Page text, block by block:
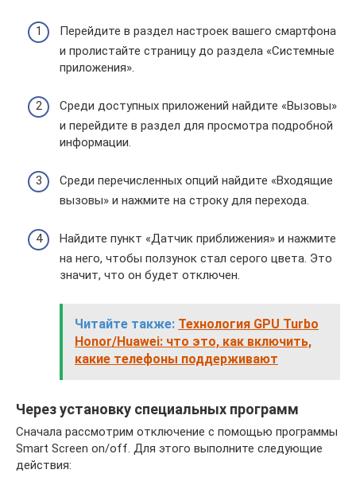
Перейдите в раздел настроек вашего смартфона
и пролистайте страницу до раздела «Системные
приложения».
Среди доступных приложений найдите «Вызовы»
и перейдите в раздел для просмотра подробной
информации.
Среди перечисленных опций найдите «Входящие
вызовы» и нажмите на строку для перехода.
Найдите пункт «Датчик приближения» и нажмите
на него, чтобы ползунок стал серого цвета. Это
значит, что он будет отключен.
Читайте также: Технология GPU Turbo
Honor/Huawei: что это, как включить,
какие телефоны поддерживают
Через установку специальных программ
Сначала рассмотрим отключение с помощью программы
Smart Screen on/off. Для этого выполните следующие
действия: